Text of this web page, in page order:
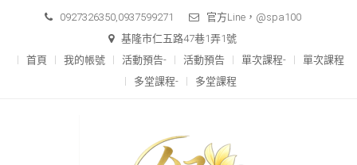
content
0927326350,0937599271
官方Line，@spa100
基隆市仁五路47巷1弄1號
首頁
我的帳號 活動預告- 活動預告 單次課程-
單次課程
多堂課程-
多堂課程